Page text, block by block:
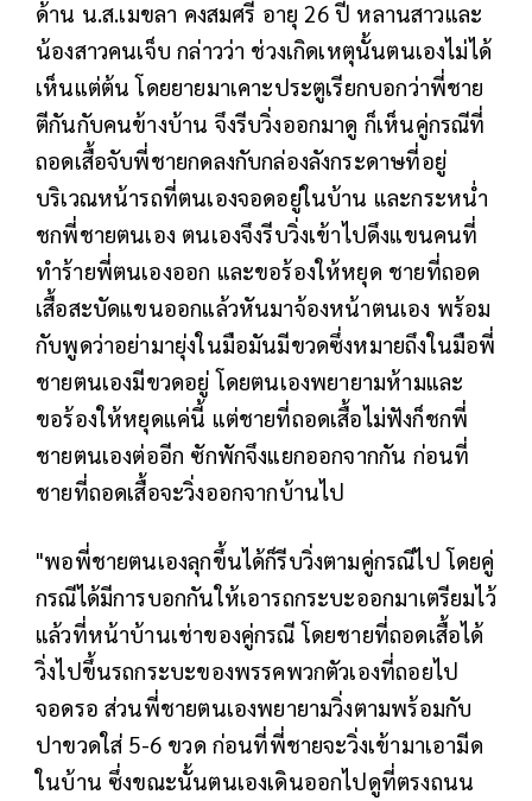
ด้าน น.ส.เมขลา คงสมศรี อายุ 26 ปี หลานสาวและ
น้องสาวคนเจ็บ กล่าวว่า ช่วงเกิดเหตุนั้นตนเองไม่ได้
เห็นแต่ต้น โดยยายมาเคาะประตูเรียกบอกว่าพี่ชาย
ตีกันกับคนข้างบ้าน จึงรีบวิ่งออกมาดู ก็เห็นคู่กรณีที่
ถอดเสื้อจับพี่ชายกดลงกับกล่องลังกระดาษที่อยู่
บริเวณหน้ารถที่ตนเองจอดอยู่ในบ้าน และกระหน่ำ
ชกพี่ชายตนเอง ตนเองจึงรีบวิ่งเข้าไปดึงแขนคนที่
ทำร้ายพี่ตนเองออก และขอร้องให้หยุด ชายที่ถอด
เสื้อสะบัดแขนออกแล้วหันมาจ้องหน้าตนเอง พร้อม
กับพูดว่าอย่ามายุ่งในมือมันมีขวดซึ่งหมายถึงในมือพี่
ชายตนเองมีขวดอยู่ โดยตนเองพยายามห้ามและ
ขอร้องให้หยุดแค่นี้ แต่ชายที่ถอดเสื้อไม่ฟังก็ชกพี่
ชายตนเองต่ออีก ซักพักจึงแยกออกจากกัน ก่อนที่
ชายที่ถอดเสื้อจะวิ่งออกจากบ้านไป
"พอพี่ชายตนเองลุกขึ้นได้ก็รีบวิ่งตามคู่กรณีไป โดยคู่
กรณีได้มีการบอกกันให้เอารถกระบะออกมาเตรียมไว้
แล้วที่หน้าบ้านเช่าของคู่กรณี โดยชายที่ถอดเสื้อได้
วิ่งไปขึ้นรถกระบะของพรรคพวกตัวเองที่ถอยไป
จอดรอ ส่วนพี่ชายตนเองพยายามวิ่งตามพร้อมกับ
ปาขวดใส่ 5-6 ขวด ก่อนที่พี่ชายจะวิ่งเข้ามาเอามีด
ในบ้าน ซึ่งขณะนั้นตนเองเดินออกไปดูที่ตรงถนน